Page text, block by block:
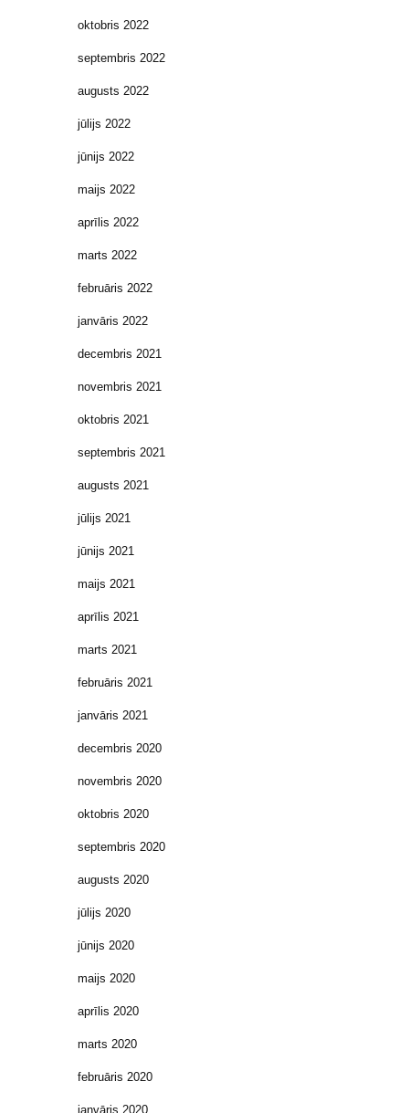
oktobris 2022
septembris 2022
augusts 2022
jūlijs 2022
jūnijs 2022
maijs 2022
aprīlis 2022
marts 2022
februāris 2022
janvāris 2022
decembris 2021
novembris 2021
oktobris 2021
septembris 2021
augusts 2021
jūlijs 2021
jūnijs 2021
maijs 2021
aprīlis 2021
marts 2021
februāris 2021
janvāris 2021
decembris 2020
novembris 2020
oktobris 2020
septembris 2020
augusts 2020
jūlijs 2020
jūnijs 2020
maijs 2020
aprīlis 2020
marts 2020
februāris 2020
janvāris 2020